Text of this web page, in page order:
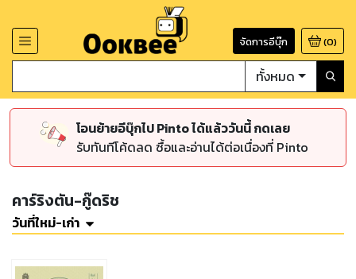
จัดการอีบุ๊ก (0)
ทั้งหมด
โอนย้ายอีบุ๊กไป Pinto ได้แล้ววันนี้ กดเลย
รับทันทีโค้ดลด ซื้อและอ่านได้ต่อเนื่องที่ Pinto
คาร์ริงตัน-กู๊ดริช
วันที่ใหม่-เก่า